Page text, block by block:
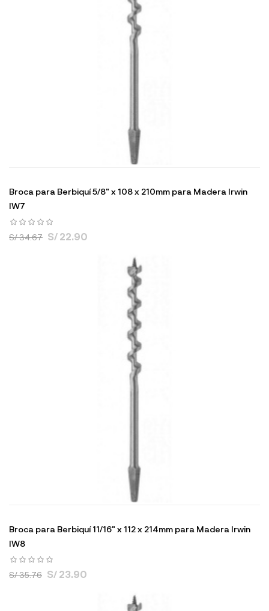
Broca para Berbiquí 5/8" x 108 x 210mm para Madera Irwin
IW7
S/ 34.67 S/ 22.90
Broca para Berbiquí 11/16" x 112 x 214mm para Madera Irwin
IW8
S/ 35.76 S/ 23.90